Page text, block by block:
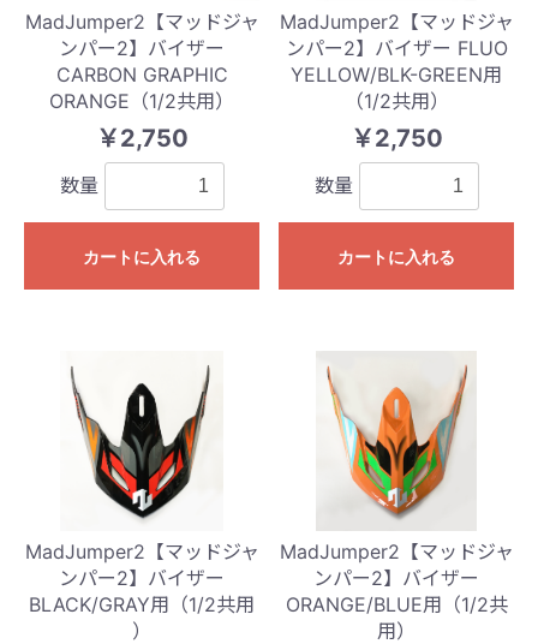
MadJumper2【マッドジャ
ンパー2】バイザー
CARBON GRAPHIC
ORANGE（1/2共用）
￥2,750
数量
カートに入れる
MadJumper2【マッドジャ
ンパー2】バイザー FLUO
YELLOW/BLK-GREEN用
（1/2共用）
￥2,750
数量
カートに入れる
MadJumper2【マッドジャ
ンパー2】バイザー
BLACK/GRAY用（1/2共用
）
MadJumper2【マッドジャ
ンパー2】バイザー
ORANGE/BLUE用（1/2共
用）